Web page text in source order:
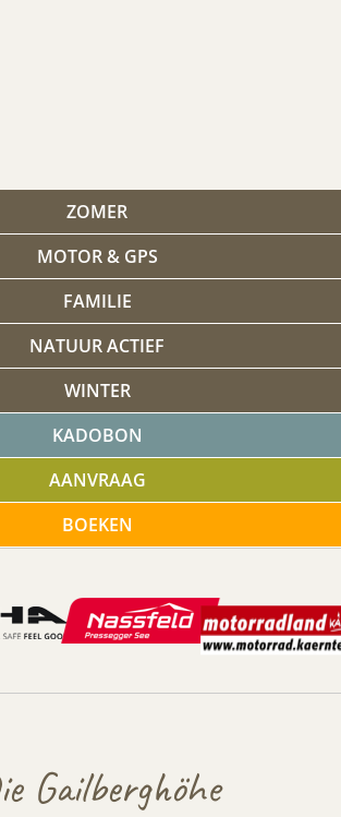
ZOMER
MOTOR & GPS
FAMILIE
NATUUR ACTIEF
WINTER
KADOBON
AANVRAAG
BOEKEN
Gailberghöhe